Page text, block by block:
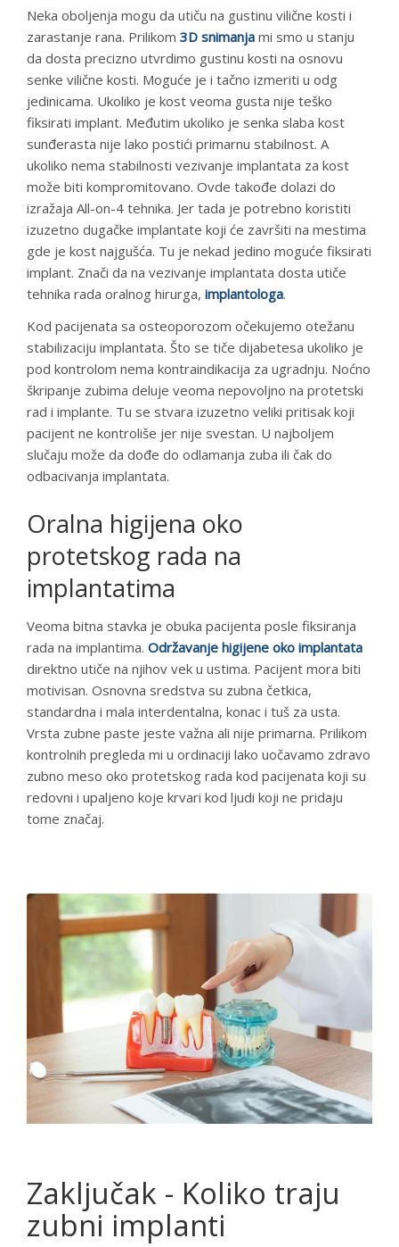
Neka oboljenja mogu da utiču na gustinu vilične kosti i
zarastanje rana. Prilikom 3D snimanja mi smo u stanju
da dosta precizno utvrdimo gustinu kosti na osnovu
senke vilične kosti. Moguće je i tačno izmeriti u odg
jedinicama. Ukoliko je kost veoma gusta nije teško
fiksirati implant. Međutim ukoliko je senka slaba kost
sunđerasta nije lako postići primarnu stabilnost. A
ukoliko nema stabilnosti vezivanje implantata za kost
može biti kompromitovano. Ovde takođe dolazi do
izražaja All-on-4 tehnika. Jer tada je potrebno koristiti
izuzetno dugačke implantate koji će završiti na mestima
gde je kost najgušća. Tu je nekad jedino moguće fiksirati
implant. Znači da na vezivanje implantata dosta utiče
tehnika rada oralnog hirurga, implantologa.
Kod pacijenata sa osteoporozom očekujemo otežanu
stabilizaciju implantata. Što se tiče dijabetesa ukoliko je
pod kontrolom nema kontraindikacija za ugradnju. Noćno
škripanje zubima deluje veoma nepovoljno na protetski
rad i implante. Tu se stvara izuzetno veliki pritisak koji
pacijent ne kontroliše jer nije svestan. U najboljem
slučaju može da dođe do odlamanja zuba ili čak do
odbacivanja implantata.
Oralna higijena oko
protetskog rada na
implantatima
Veoma bitna stavka je obuka pacijenta posle fiksiranja
rada na implantima. Održavanje higijene oko implantata
direktno utiče na njihov vek u ustima. Pacijent mora biti
motivisan. Osnovna sredstva su zubna četkica,
standardna i mala interdentalna, konac i tuš za usta.
Vrsta zubne paste jeste važna ali nije primarna. Prilikom
kontrolnih pregleda mi u ordinaciji lako uočavamo zdravo
zubno meso oko protetskog rada kod pacijenata koji su
redovni i upaljeno koje krvari kod ljudi koji ne pridaju
tome značaj.
Zaključak - Koliko traju
zubni implanti